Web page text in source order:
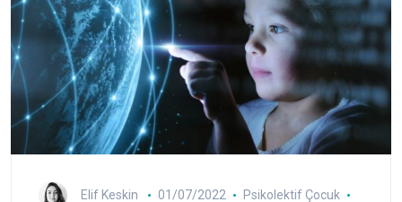
Elif Keskin 01/07/2022
Psikolektif Çocuk